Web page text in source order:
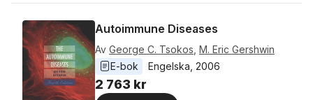
Autoimmune Diseases
Av George C. Tsokos M. Eric Gershwin
E-bok
Engelska 2006
2 763 kr